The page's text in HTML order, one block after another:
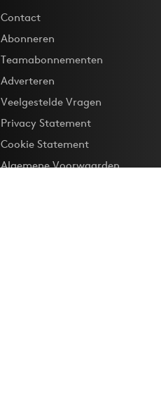
Contact
Abonneren
Teamabonnementen
Adverteren
Veelgestelde Vragen
Privacy Statement
Cookie Statement
Algemene Voorwaarden